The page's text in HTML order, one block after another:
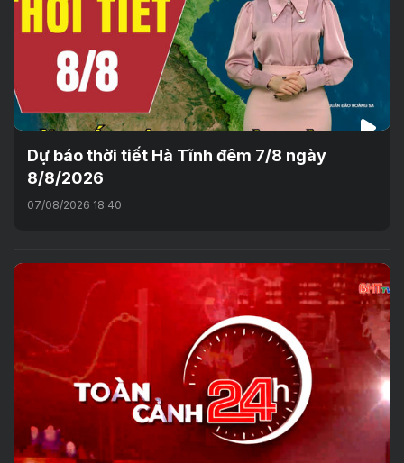
Dự báo thời tiết Hà Tĩnh đêm 7/8 ngày
8/8/2026
07/08/2026 18:40